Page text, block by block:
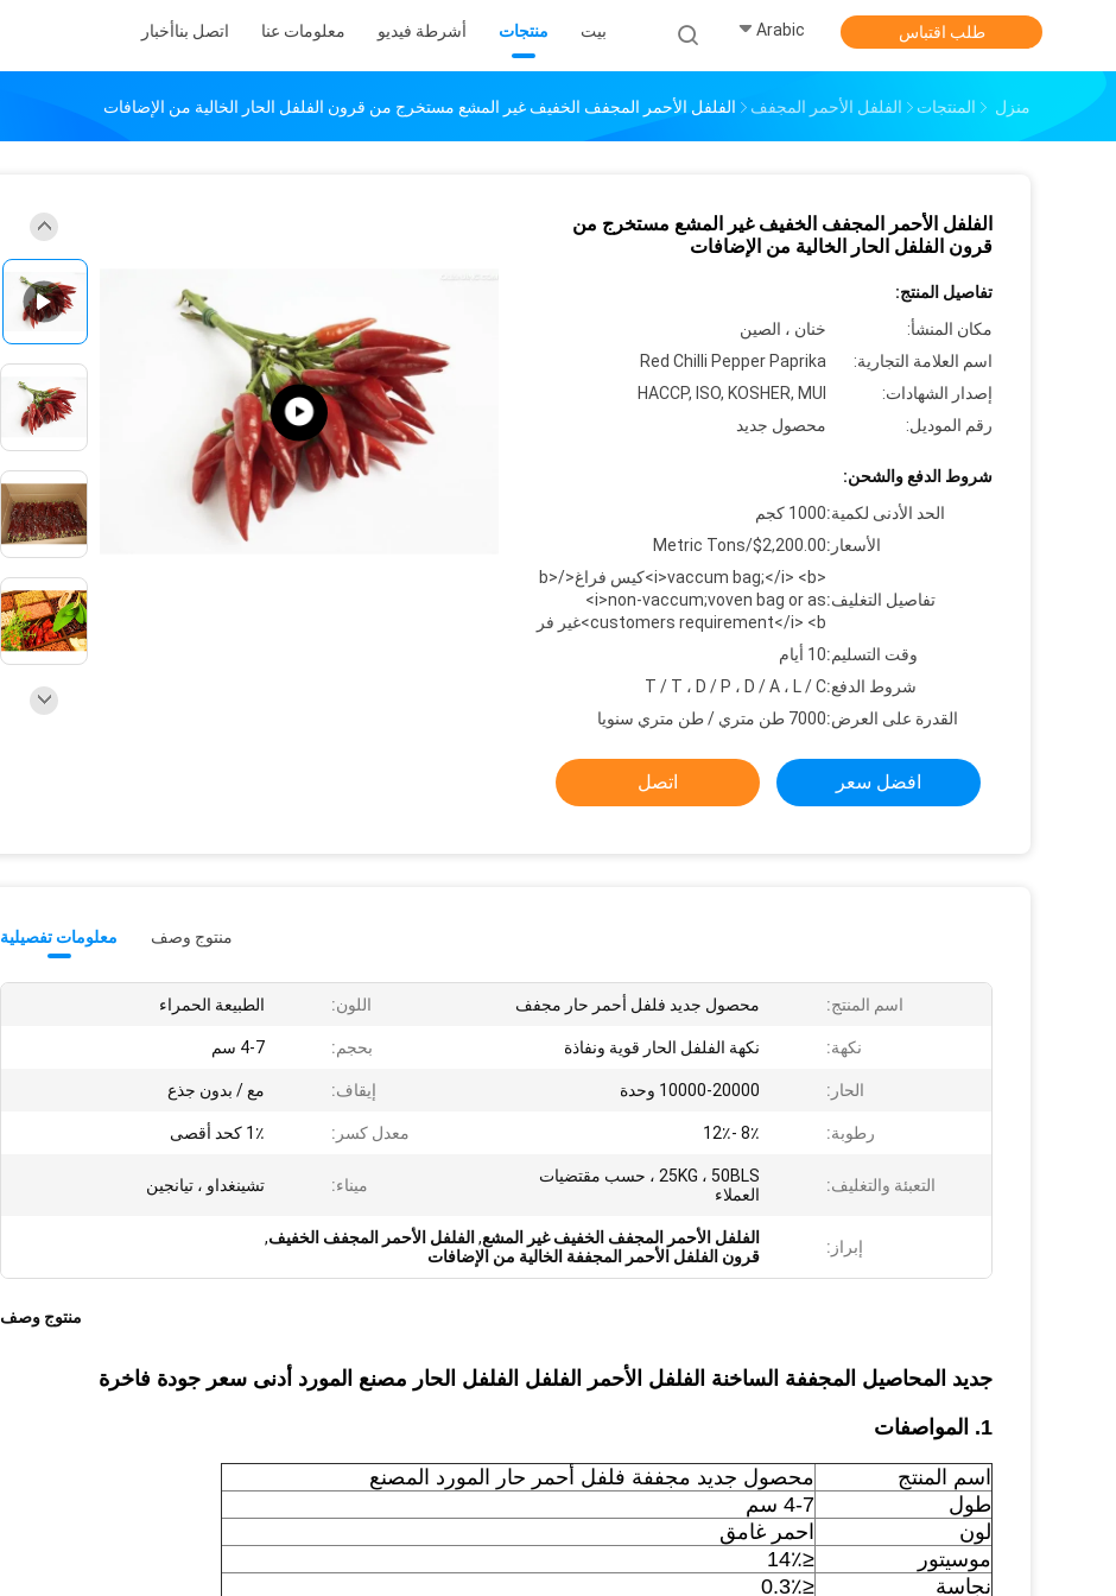
بيت منتجات أشرطة فيديو معلومات عنا اتصل بناأخبار Arabic طلب اقتباس
منزل المنتجات الفلفل الأحمر المجفف الفلفل الأحمر المجفف الخفيف غير المشع مستخرج من قرون الفلفل الحار الخالية من الإضافات
الفلفل الأحمر المجفف الخفيف غير المشع مستخرج من
قرون الفلفل الحار الخالية من الإضافات
تفاصيل المنتج:
مكان المنشأ:
خنان ، الصين
اسم العلامة التجارية:
Red Chilli Pepper Paprika
إصدار الشهادات:
HACCP, ISO, KOSHER, MUI
رقم الموديل:
محصول جديد
شروط الدفع والشحن:
الحد الأدنى لكمية:1000 كجم
الأسعار:$2,200.00/Metric Tons
تفاصيل التغليف:
<i>vaccum bag;</i> <b>كيس فراغ</b>
<i>non-vaccum;voven bag or as
customers requirement</i> <b>غير فر
وقت التسليم:10 أيام
شروط الدفع:T / T ، D / P ، D / A ، L / C
القدرة على العرض:7000 طن متري / طن متري سنويا
افضل سعر اتصل
معلومات تفصيلية منتوج وصف
اسم المنتج: محصول جديد فلفل أحمر حار مجفف اللون: الطبيعة الحمراء
نكهة: نكهة الفلفل الحار قوية ونفاذة بحجم: 4-7 سم
الحار: 10000-20000 وحدة إيقاف: مع / بدون جذع
رطوبة: 8٪ -12٪ معدل كسر: 1٪ كحد أقصى
التعبئة والتغليف:
25KG ، 50BLS ، حسب مقتضيات
العملاء
ميناء: تشينغداو ، تيانجين
إبراز: الفلفل الأحمر المجفف الخفيف غير المشع, الفلفل الأحمر المجفف الخفيف,
قرون الفلفل الأحمر المجففة الخالية من الإضافات
منتوج وصف
جديد المحاصيل المجففة الساخنة الفلفل الأحمر الفلفل الفلفل الحار مصنع المورد أدنى سعر جودة فاخرة
1. المواصفات
اسم المنتج
محصول جديد مجففة فلفل أحمر حار المورد المصنع
طول
4-7 سم
لون
احمر غامق
موسيتور
≤14٪
نجاسة
≤0.3٪